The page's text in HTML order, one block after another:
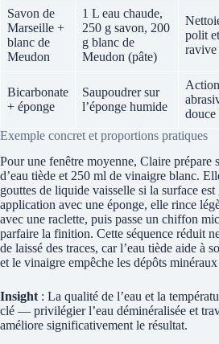
Savon de
Marseille +
blanc de
Meudon
1 L eau chaude,
250 g savon, 200
g blanc de
Meudon (pâte)
polit et
ravive
Bicarbonate
+ éponge
Saupoudrer sur
l’éponge humide
Action
douce
Exemple concret et proportions pratiques
Pour une fenêtre moyenne, Claire prépare
d’eau tiède et 250 ml de vinaigre blanc.
gouttes de liquide vaisselle si la surface est
application avec une éponge, elle rince
avec une raclette, puis passe un chiffon
parfaire la finition. Cette séquence réduit
de laissé des traces, car l’eau tiède aide à
et le vinaigre empêche les dépôts
Insight: La qualité de l’eau et la
clé — privilégier l’eau déminéralisée et
améliore significativement le résultat.